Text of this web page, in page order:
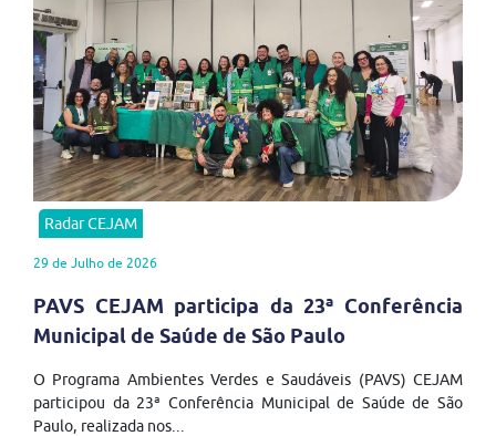
Radar CEJAM
29 de Julho de 2026
PAVS CEJAM participa da 23ª Conferência
Municipal de Saúde de São Paulo
O Programa Ambientes Verdes e Saudáveis (PAVS) CEJAM
participou da 23ª Conferência Municipal de Saúde de São
Paulo, realizada nos...